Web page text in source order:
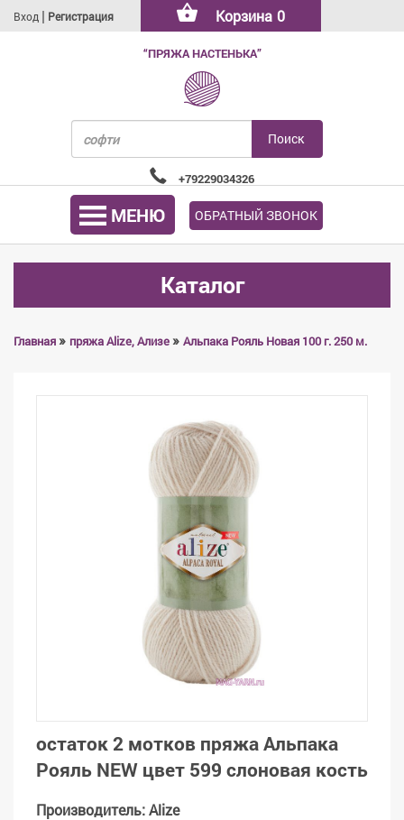
Вход | Регистрация Корзина 0
“ПРЯЖА НАСТЕНЬКА”
+79229034326
МЕНЮ ОБРАТНЫЙ ЗВОНОК
Каталог
Главная» пряжа Alize, Ализе» Альпака Рояль Новая 100 г. 250 м.
остаток 2 мотков пряжа Альпака
Рояль NEW цвет 599 слоновая кость
Производитель:Alize